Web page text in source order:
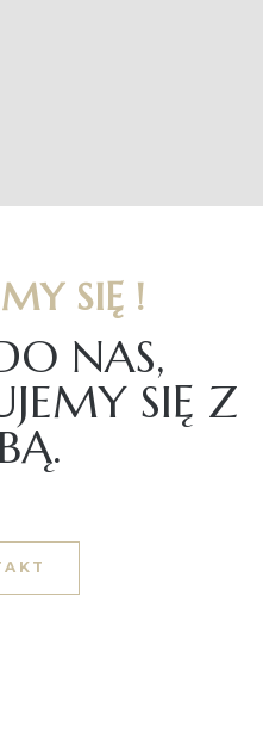
SIĘ !
NAS,
SIĘ Z